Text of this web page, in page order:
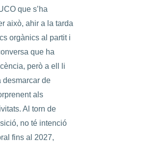
que s’ha
això, ahir a la tarda
orgànics al partit i
que ha
però a ell li
desmarcar de
als
Al torn de
no té intenció
fins al 2027,